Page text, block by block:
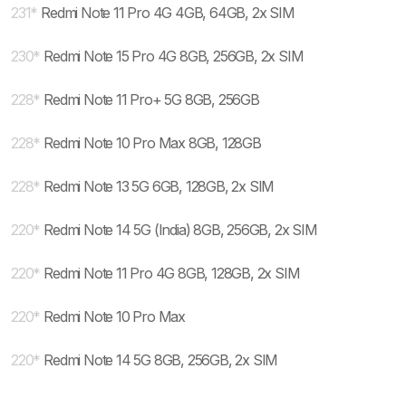
231* Redmi Note 11 Pro 4G 4GB, 64GB, 2x SIM
230* Redmi Note 15 Pro 4G 8GB, 256GB, 2x SIM
228* Redmi Note 11 Pro+ 5G 8GB, 256GB
228* Redmi Note 10 Pro Max 8GB, 128GB
228* Redmi Note 13 5G 6GB, 128GB, 2x SIM
220* Redmi Note 14 5G (India) 8GB, 256GB, 2x SIM
220* Redmi Note 11 Pro 4G 8GB, 128GB, 2x SIM
220* Redmi Note 10 Pro Max
220* Redmi Note 14 5G 8GB, 256GB, 2x SIM